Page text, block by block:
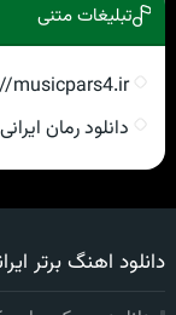
تبلیغات متنی
musicpars4.ir/
دانلود رمان ایرانی
دانلود اهنگ برتر